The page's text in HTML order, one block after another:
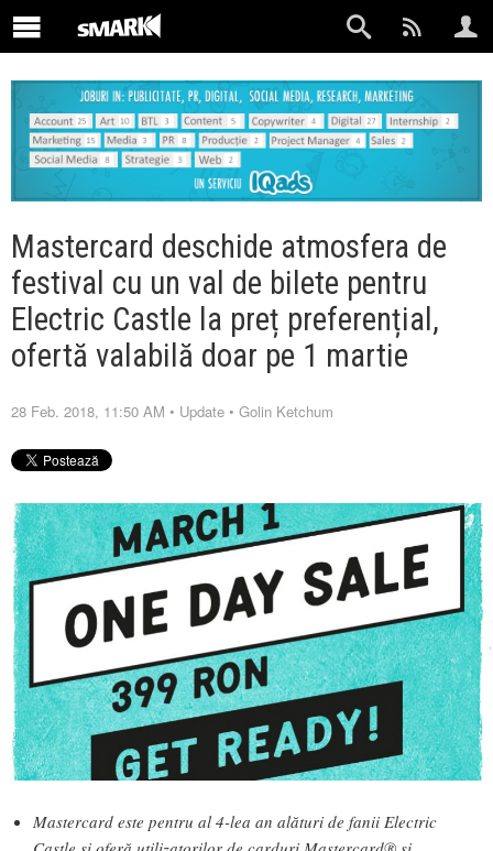
Mastercard deschide atmosfera de
festival cu un val de bilete pentru
Electric Castle la preț preferențial,
ofertă valabilă doar pe 1 martie
28 Feb. 2018, 11:50 AM • Update • Golin Ketchum
Mastercard este pentru al 4-lea an alături de fanii Electric